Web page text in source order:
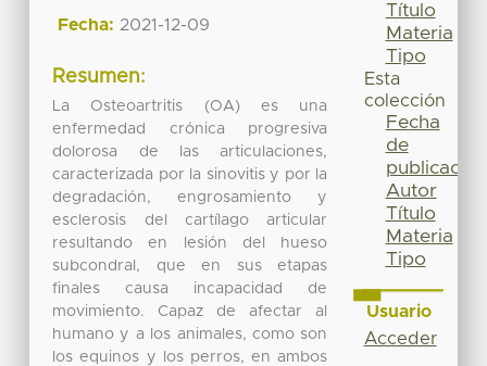
Fecha: 2021-12-09
Resumen:
La Osteoartritis (OA) es una
enfermedad crónica progresiva
dolorosa de las articulaciones,
caracterizada por la sinovitis y por la
degradación, engrosamiento y
esclerosis del cartílago articular
resultando en lesión del hueso
subcondral, que en sus etapas
finales causa incapacidad de
movimiento. Capaz de afectar al
humano y a los animales, como son
los equinos y los perros, en ambos
Título
Materia
Tipo
Esta
colección
Fecha
de
publicación
Autor
Título
Materia
Tipo
Usuario
Acceder